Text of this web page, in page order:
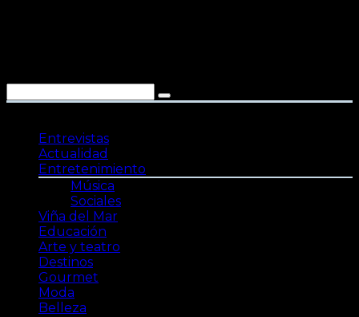
Entrevistas
Actualidad
Entretenimiento
Música
Sociales
Viña del Mar
Educación
Arte y teatro
Destinos
Gourmet
Moda
Belleza